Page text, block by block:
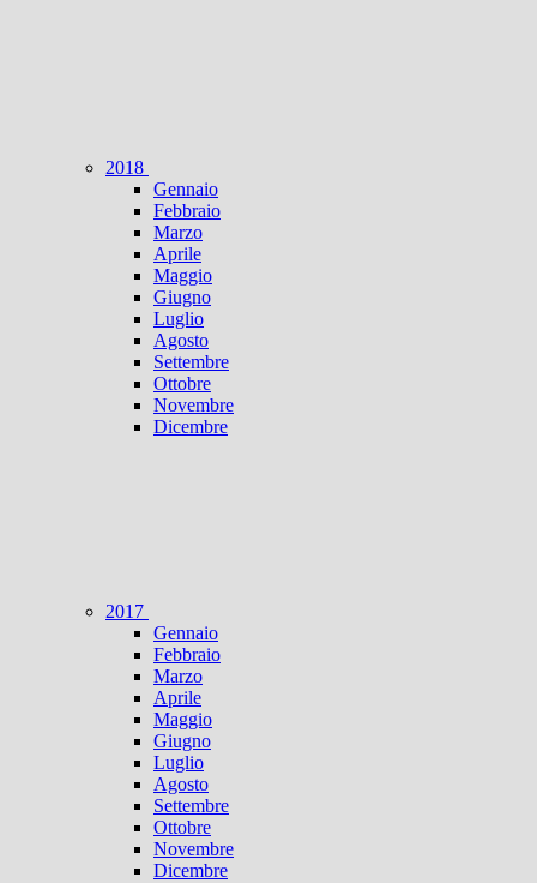
2018
Gennaio
Febbraio
Marzo
Aprile
Maggio
Giugno
Luglio
Agosto
Settembre
Ottobre
Novembre
Dicembre
2017
Gennaio
Febbraio
Marzo
Aprile
Maggio
Giugno
Luglio
Agosto
Settembre
Ottobre
Novembre
Dicembre